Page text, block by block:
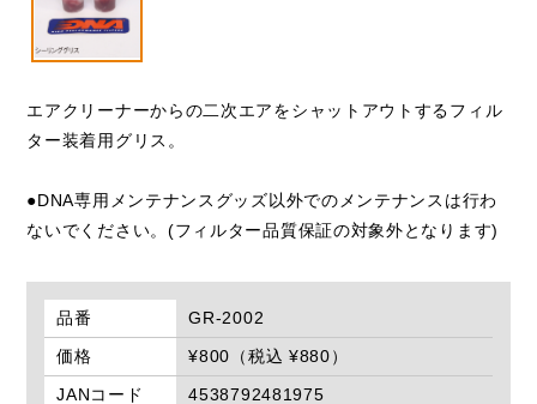
エアクリーナーからの二次エアをシャットアウトするフィル
ター装着用グリス。
●DNA専用メンテナンスグッズ以外でのメンテナンスは行わ
ないでください。(フィルター品質保証の対象外となります)
品番
GR-2002
価格
¥800（税込 ¥880）
JANコード
4538792481975